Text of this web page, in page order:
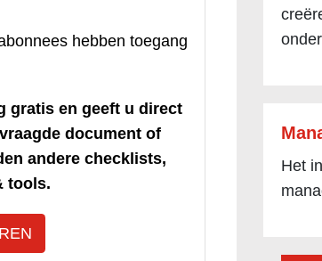
hebben toegang
gratis en geeft u direct
document of
andere checklists,
tools.
Het